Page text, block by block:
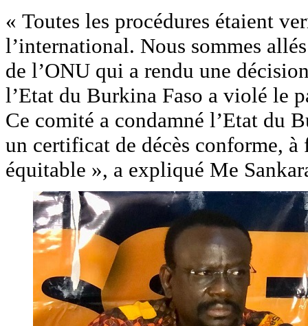
« Toutes les procédures étaient
l’international. Nous sommes
de l’ONU qui a rendu une
l’Etat du Burkina Faso a violé le
Ce comité a condamné l’Etat du
un certificat de décès conforme,
équitable », a expliqué Me